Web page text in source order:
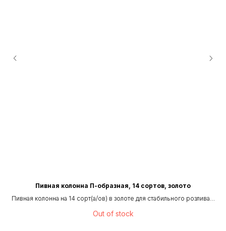
Пивная колонна П-образная, 14 сортов, золото
Пивная колонна на 14 сорт(а/ов) в золоте для стабильного розлива и
Out of stock